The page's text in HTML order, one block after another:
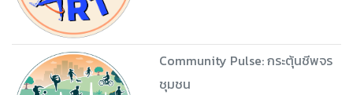
Community Pulse: กระตุ้นชีพจร
ชุมชน